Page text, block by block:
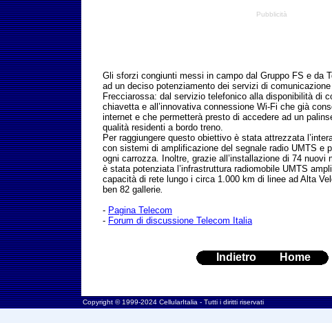
Pubblicità
Gli sforzi congiunti messi in campo dal Gruppo FS e da
ad un deciso potenziamento dei servizi di
Frecciarossa: dal servizio telefonico alla disponibilità di
chiavetta e all’innovativa connessione Wi-Fi che già
internet e che permetterà presto di accedere ad un
qualità residenti a bordo treno.
Per raggiungere questo obiettivo è stata attrezzata
con sistemi di amplificazione del segnale radio UMTS e
ogni carrozza. Inoltre, grazie all’installazione di 74 nuovi
è stata potenziata l’infrastruttura radiomobile UMTS
capacità di rete lungo i circa 1.000 km di linee ad Alta
ben 82 gallerie.
- Pagina Telecom
- Forum di discussione Telecom Italia
Indietro Home
Copyright © 1999-2024 CellularItalia - Tutti i diritti riservati